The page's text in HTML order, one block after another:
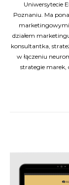
Uniwersytecie
Poznaniu. Ma
marketingowymi
działem
konsultantka,
w łączeniu
strategie marek,